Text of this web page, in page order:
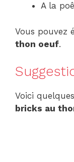
A la
Vous pouvez
thon oeuf.
Voici
bricks au